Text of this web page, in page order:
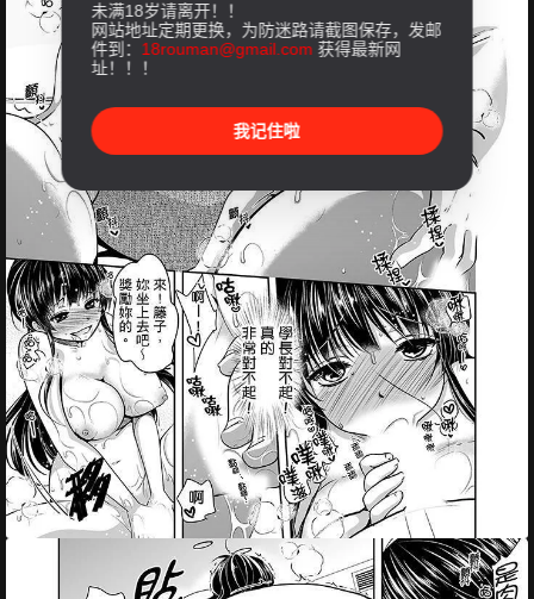
未满18岁请离开！！
网站地址定期更换，为防迷路请截图保存，发邮
件到： 18rouman@gmail.com 获得最新网
址！！！
我记住啦